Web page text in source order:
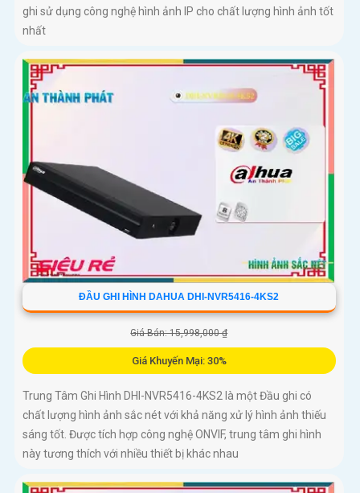
ghi sử dụng công nghệ hình ảnh IP cho chất lượng hình ảnh tốt
nhất
ĐẦU GHI HÌNH DAHUA DHI-NVR5416-4KS2
Giá Bán: 15,998,000 ₫
Giá Khuyến Mại: 30%
Trung Tâm Ghi Hình DHI-NVR5416-4KS2 là một Đầu ghi có
chất lượng hình ảnh sắc nét với khả năng xử lý hình ảnh thiếu
sáng tốt. Được tích hợp công nghệ ONVIF, trung tâm ghi hình
này tương thích với nhiều thiết bị khác nhau